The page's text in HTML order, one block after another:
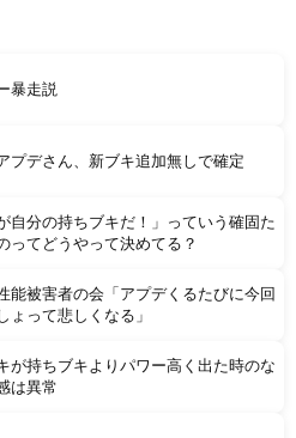
ないがその分商品代を値上げして店頭価格を変えない」
暴走説
プデさん、新ブキ追加無しで確定
自分の持ちブキだ！」っていう確固た
ってどうやって決めてる？
能被害者の会「アプデくるたびに今回
ょって悲しくなる」
が持ちブキよりパワー高く出た時のな
は異常